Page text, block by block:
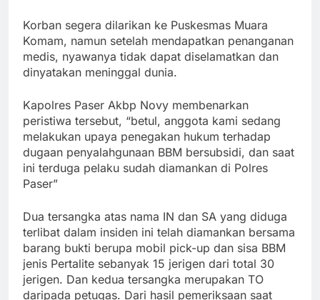
Korban segera dilarikan ke Puskesmas Muara
Komam, namun setelah mendapatkan penanganan
medis, nyawanya tidak dapat diselamatkan dan
dinyatakan meninggal dunia.
Kapolres Paser Akbp Novy membenarkan
peristiwa tersebut, “betul, anggota kami sedang
melakukan upaya penegakan hukum terhadap
dugaan penyalahgunaan BBM bersubsidi, dan saat
ini terduga pelaku sudah diamankan di Polres
Paser”
Dua tersangka atas nama IN dan SA yang diduga
terlibat dalam insiden ini telah diamankan bersama
barang bukti berupa mobil pick-up dan sisa BBM
jenis Pertalite sebanyak 15 jerigen dari total 30
jerigen. Dan kedua tersangka merupakan TO
daripada petugas. Dari hasil pemeriksaan saat